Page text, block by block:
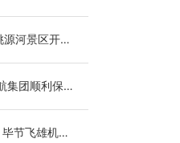
源河景区开
集团顺利保障
节飞雄机场